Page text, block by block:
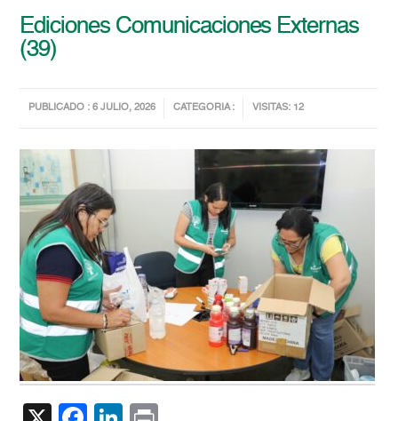
Ediciones Comunicaciones Externas
(39)
PUBLICADO : 6 JULIO, 2026 CATEGORIA : VISITAS: 12